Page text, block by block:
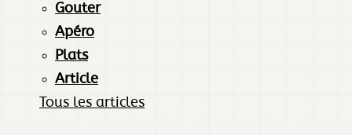
Gouter
Apéro
Plats
Article
Tous les articles